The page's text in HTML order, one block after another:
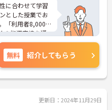
に合わせて学習
とした授業でお
「利用者8,000
の指導実績を通
の高いサービス
のスキル向上も
とプライベート
わせ下さい。さ
無料 紹介してもらう
更新日：2024年11月29日